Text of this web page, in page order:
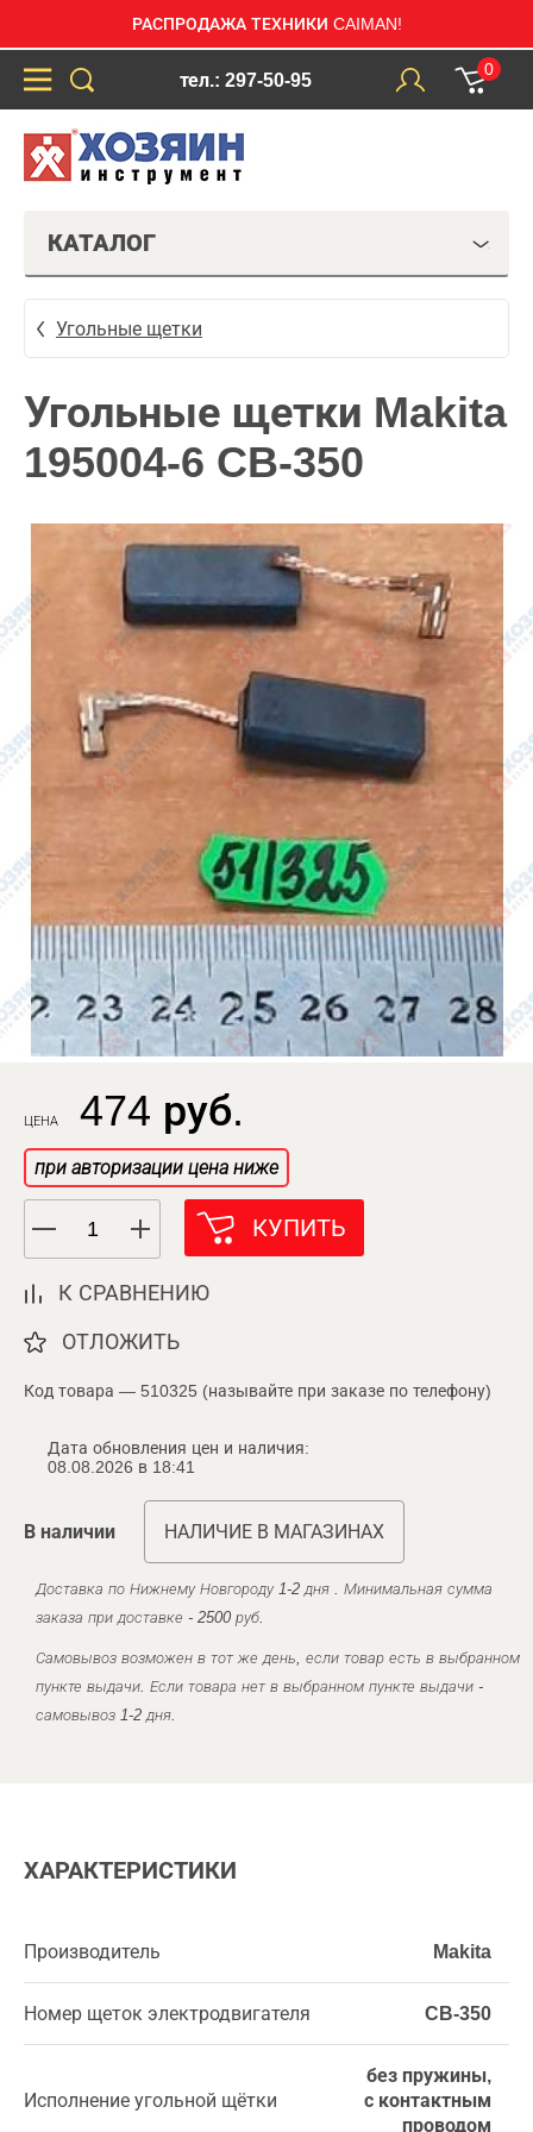
РАСПРОДАЖА ТЕХНИКИ CAIMAN!
тел.: 297-50-95
0
КАТАЛОГ
Угольные щетки
Угольные щетки Makita
195004-6 CB-350
ЦЕНА 474 руб.
при авторизации цена ниже
КУПИТЬ
К СРАВНЕНИЮ
ОТЛОЖИТЬ
Код товара — 510325 (называйте при заказе по телефону)
Дата обновления цен и наличия:
08.08.2026 в 18:41
В наличии НАЛИЧИЕ В МАГАЗИНАХ
Доставка по Нижнему Новгороду 1-2 дня . Минимальная сумма
заказа при доставке - 2500 руб.
Самовывоз возможен в тот же день, если товар есть в выбранном
пункте выдачи. Если товара нет в выбранном пункте выдачи -
самовывоз 1-2 дня.
ХАРАКТЕРИСТИКИ
Производитель Makita
Номер щеток электродвигателя CB-350
Исполнение угольной щётки
без пружины,
с контактным
проводом